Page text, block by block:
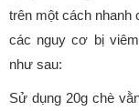
trên một cách nhanh
các nguy cơ bị
như sau:
Sử dụng 20g chè